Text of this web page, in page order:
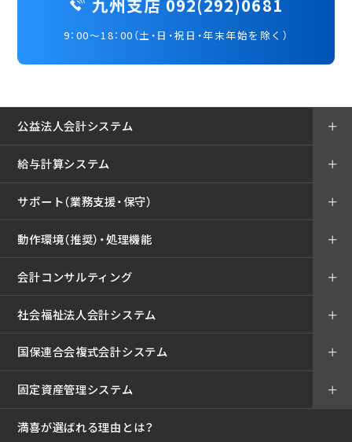
9：00～18：00（土・日・祝日・年末年始を除く）
公益法人会計システム ＋
給与計算システム ＋
サポート（業務支援・保守） ＋
動作環境（推奨）・処理機能 ＋
会計コンサルティング ＋
社会福祉法人会計システム ＋
国保連合会複式会計システム ＋
固定資産管理システム ＋
満喜が選ばれる理由とは？